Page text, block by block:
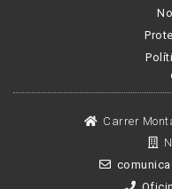
Carrer